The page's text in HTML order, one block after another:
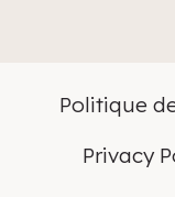
Politique
Privacy